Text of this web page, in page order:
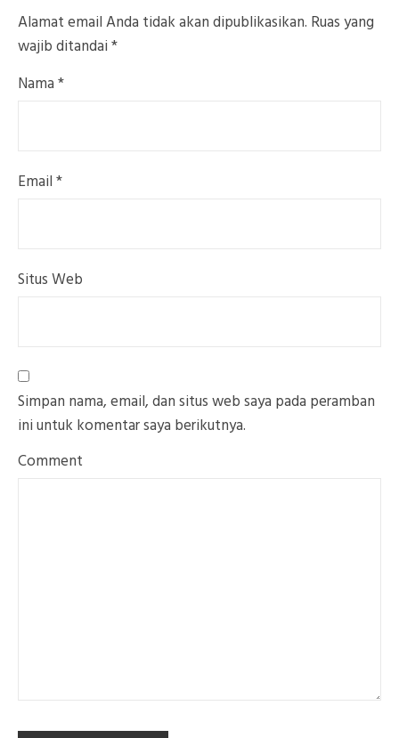
Alamat email Anda tidak akan dipublikasikan.Ruas yang
wajib ditandai*
Nama*
Email*
Situs Web
Simpan nama, email, dan situs web saya pada peramban
ini untuk komentar saya berikutnya.
Comment